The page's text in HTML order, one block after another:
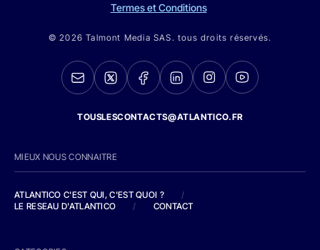
Termes et Conditions
© 2026 Talmont Media SAS. tous droits réservés.
TOUSLESCONTACTS@ATLANTICO.FR
MIEUX NOUS CONNAITRE
ATLANTICO C'EST QUI, C'EST QUOI ?
/
LE RESEAU D'ATLANTICO
/ CONTACT